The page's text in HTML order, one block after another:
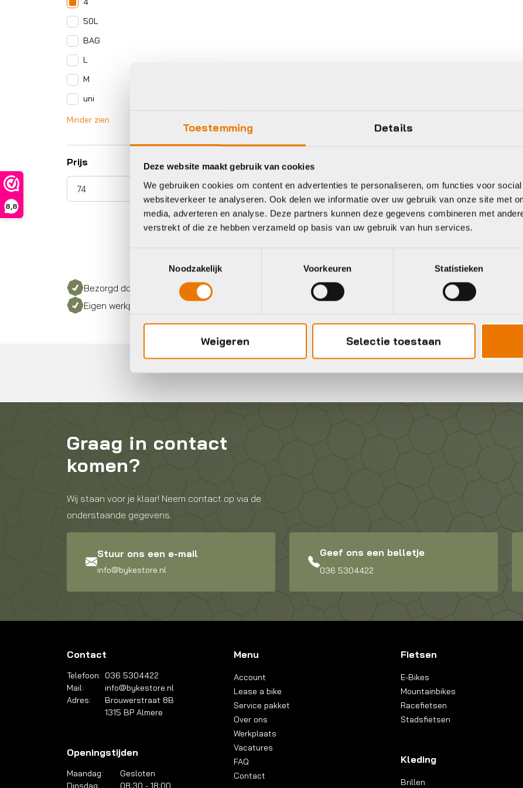
Toestemming Details
Deze website maakt gebruik van cookies
We gebruiken cookies om content en advertenties te personaliseren, om functies voor
websiteverkeer te analyseren. Ook delen we informatie over uw gebruik van onze site met
media, adverteren en analyse. Deze partners kunnen deze gegevens combineren met
verstrekt of die ze hebben verzameld op basis van uw gebruik van hun services.
Noodzakelijk
Voorkeuren Statistieken
Weigeren Selectie toestaan
8,8
50L
BAG
L
M
uni
Minder zien
Prijs
Bezorgd door heel Nederland Gratis verzending vanaf €50
Eigen werkplaats met gecertificeerd personeel
Graag in contact
komen?
Wij staan voor je klaar! Neem contact op via de
onderstaande gegevens.
Stuur ons een e-mail
info@bykestore.nl
Geef ons een belletje
036 5304422
Contact
Telefoon: 036 5304422
Mail:
info@bykestore.nl
Adres:
Brouwerstraat 8B
1315 BP Almere
Openingstijden
Maandag:
Gesloten
Dinsdag:
08:30 - 18:00
Menu
Account
Lease a bike
Service pakket
Over ons
Werkplaats
Vacatures
FAQ
Contact
Fietsen
E-Bikes
Mountainbikes
Racefietsen
Stadsfietsen
Kleding
Brillen